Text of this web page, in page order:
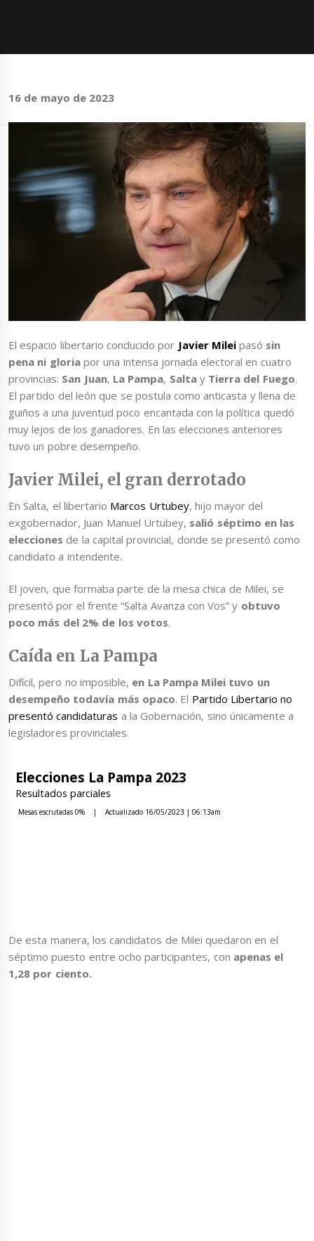
16 de mayo de 2023
El espacio libertario conducido por Javier Mileipasó sin
pena ni gloriapor una intensa jornada electoral en cuatro
provincias: San Juan, La Pampa, Salta y Tierra del Fuego.
El partido del león que se postula como anticasta y llena de
guiños a una juventud poco encantada con la política quedó
muy lejos de los ganadores. En las elecciones anteriores
tuvo un pobre desempeño.
Javier Milei, el gran derrotado
En Salta, el libertario Marcos Urtubey, hijo mayor del
exgobernador, Juan Manuel Urtubey, salió séptimo en las
elecciones de la capital provincial, donde se presentó como
candidato a intendente.
El joven, que formaba parte de la mesa chica de Milei, se
presentó por el frente “Salta Avanza con Vos” y obtuvo
poco más del 2% de los votos.
Caída en La Pampa
Difícil, pero no imposible, en La Pampa Milei tuvo un
desempeño todavía más opaco. El Partido Libertario no
presentó candidaturas a la Gobernación, sino únicamente a
legisladores provinciales.
De esta manera, los candidatos de Milei quedaron en el
séptimo puesto entre ocho participantes, con apenas el
1,28 por ciento.